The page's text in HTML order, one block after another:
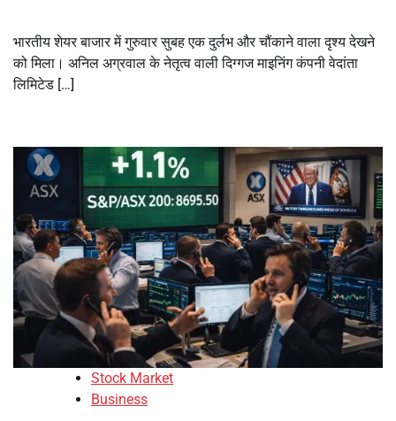
भारतीय शेयर बाजार में गुरुवार सुबह एक दुर्लभ और चौंकाने वाला दृश्य देखने
को मिला। अनिल अग्रवाल के नेतृत्व वाली दिग्गज माइनिंग कंपनी वेदांता
लिमिटेड […]
Stock Market
Business